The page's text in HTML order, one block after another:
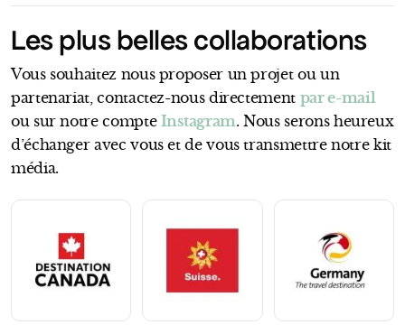
Les plus belles collaborations
Vous souhaitez nous proposer un projet ou un
partenariat, contactez-nous directement par e-mail
ou sur notre compte Instagram. Nous serons heureux
d’échanger avec vous et de vous transmettre notre kit
média.